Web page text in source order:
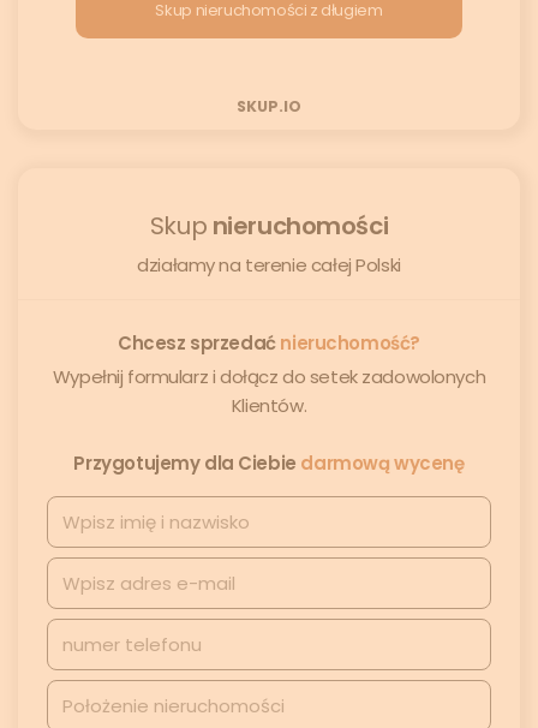
Skup nieruchomości z długiem
SKUP.IO
Skup nieruchomości
działamy na terenie całej Polski
Chcesz sprzedaćnieruchomość?
Wypełnij formularz i dołącz do setek zadowolonych
Klientów.
Przygotujemy dla Ciebie darmową wycenę